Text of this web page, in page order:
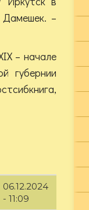
–
– начале
губернии
06.12.2024
- 11:09